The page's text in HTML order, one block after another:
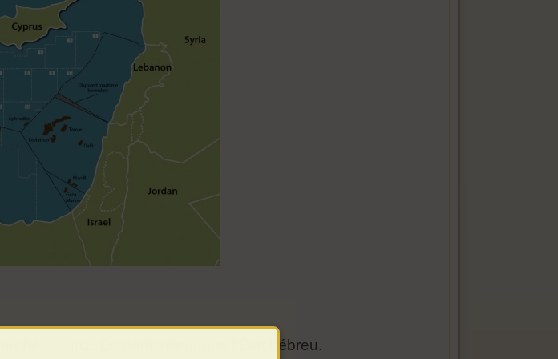
du gaz. En particulier dans l'État hébreu.